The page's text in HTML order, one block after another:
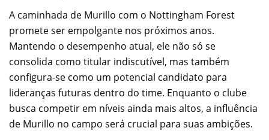
A caminhada de Murillo com o Nottingham Forest
promete ser empolgante nos próximos anos.
Mantendo o desempenho atual, ele não só se
consolida como titular indiscutível, mas também
configura-se como um potencial candidato para
lideranças futuras dentro do time. Enquanto o clube
busca competir em níveis ainda mais altos, a influência
de Murillo no campo será crucial para suas ambições.